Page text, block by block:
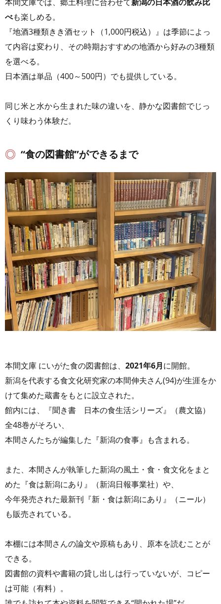
べも楽しめる。
『地酒3種類きき酒セット（1,000円税込）』は季節によっ
て内容は変わり、その時期おすすめの地酒から好みの3種類
を選べる。
日本酒は単品（400～500円）でも提供している。
同じ米と水から生まれた味の違いを、静かな図書館でじっ
くり味わう体験だ。
“食の図書館”ができるまで
本間文庫 にいがた食の図書館は、 2021年6月に開館。
新潟を代表する食文化研究家の本間伸夫さん(94)が生涯をか
けて集めた蔵書をもとに設立された。
館内には、『聞き書 日本の食生活シリーズ』（農文協）
全48巻がそろい、
本間さんたちが編集した『新潟の食事』も含まれる。
また、本間さんが執筆した新潟の風土・食・食文化をまと
めた『食は新潟にあり』（新潟日報事業社）や、
今年発売された最新刊『新・食は新潟にあり』（ニール）
も販売されている。
本棚には本間さんの論文や原稿もあり、原本を読むことが
できる。
図書館の資料や書籍の貸し出しは行っていないが、コピー
は可能（有料）。